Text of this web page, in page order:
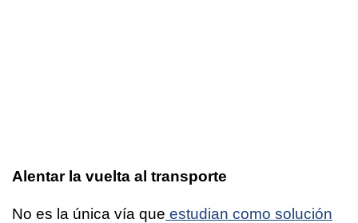
Alentar la vuelta al transporte
No es la única vía que estudian como solución